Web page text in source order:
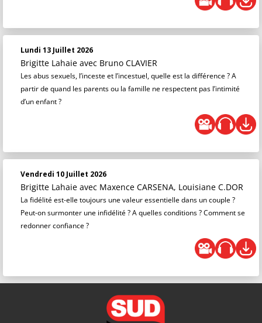
Lundi 13 Juillet 2026
Brigitte Lahaie avec Bruno CLAVIER
Les abus sexuels, l’inceste et l’incestuel, quelle est la différence ? A
partir de quand les parents ou la famille ne respectent pas l’intimité
d’un enfant ?
Vendredi 10 Juillet 2026
Brigitte Lahaie avec Maxence CARSENA, Louisiane C.DOR
La fidélité est-elle toujours une valeur essentielle dans un couple ?
Peut-on surmonter une infidélité ? A quelles conditions ? Comment se
redonner confiance ?